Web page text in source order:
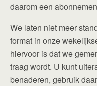
daarom een
We laten niet meer
format in onze
hiervoor is dat we
traag wordt. U kunt
benaderen, gebruik